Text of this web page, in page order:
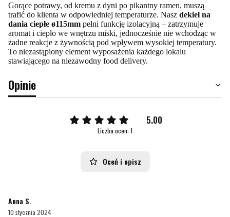
Gorące potrawy, od kremu z dyni po pikantny ramen, muszą
trafić do klienta w odpowiedniej temperaturze. Nasz dekiel na
dania ciepłe ø115mm pełni funkcję izolacyjną – zatrzymuje
aromat i ciepło we wnętrzu miski, jednocześnie nie wchodząc w
żadne reakcje z żywnością pod wpływem wysokiej temperatury.
To niezastąpiony element wyposażenia każdego lokalu
stawiającego na niezawodny food delivery.
Opinie
5.00
Liczba ocen: 1
Oceń i opisz
Anna S.
10 stycznia 2024